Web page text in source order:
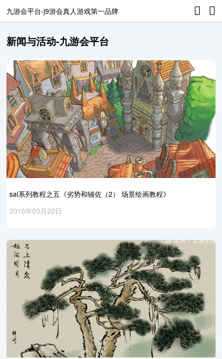
九游会平台-j9游会真人游戏第一品牌
新闻与活动-九游会平台
sai系列教程之五《劣势和辅佐（2） 场景绘画教程》
2016年03月22日